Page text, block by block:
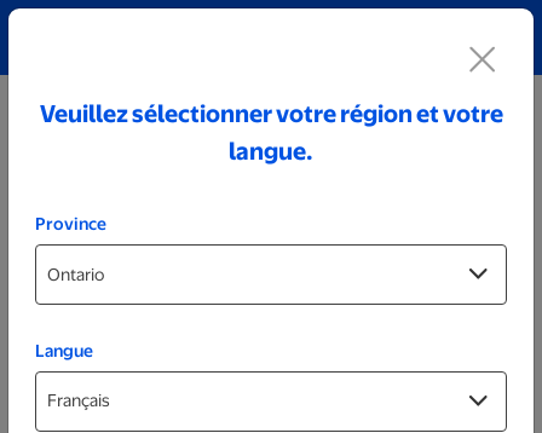
Affiches et cadres
Affiche Étincelle avec cadre en bois de 8 x
Veuillez sélectionner votre région et votre
langue.
Province
Langue